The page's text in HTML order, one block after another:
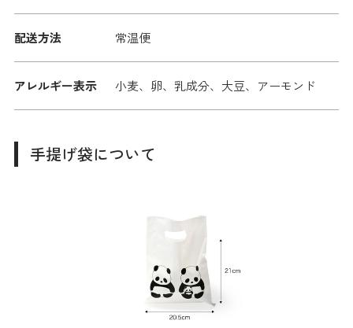
配送方法 常温便
アレルギー表示 小麦、卵、乳成分、大豆、アーモンド
手提げ袋について